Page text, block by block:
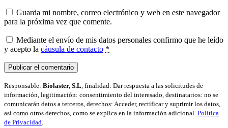
Guarda mi nombre, correo electrónico y web en este navegador
para la próxima vez que comente.
Mediante el envío de mis datos personales confirmo que he leído
y acepto la cáusula de contacto *
Responsable: Biolaster, S.L, finalidad: Dar respuesta a las solicitudes de
información, legitimación: consentimiento del interesado, destinatarios: no se
comunicarán datos a terceros, derechos: Acceder, rectificar y suprimir los datos,
así como otros derechos, como se explica en la información adicional. Política
de Privacidad.